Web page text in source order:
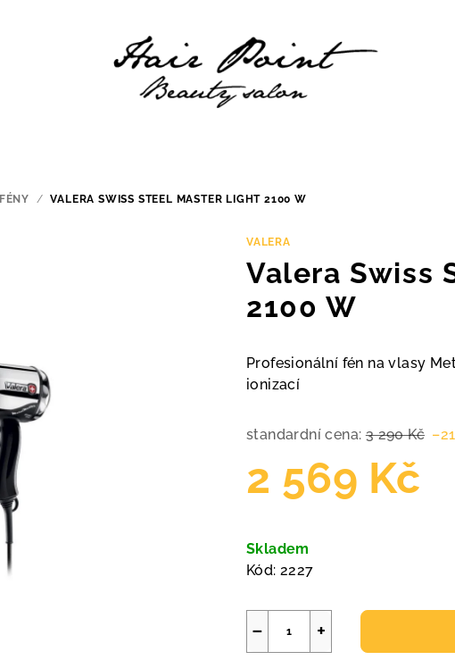
FÉNY / VALERA SWISS STEEL MASTER LIGHT 2100 W
VALERA
Valera Swiss
2100 W
Profesionální fén na vlasy
ionizací
standardní cena: 3 290 Kč
2 569 Kč
cena:
Skladem
Kód: 2227
+
−